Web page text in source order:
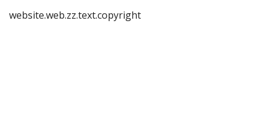
website.web.zz.text.copyright